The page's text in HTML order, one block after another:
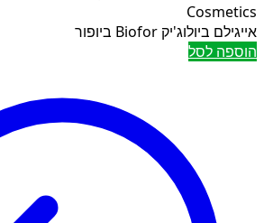
אייגילם ביולוג'יק Biofor ביופור
הוספה לסל